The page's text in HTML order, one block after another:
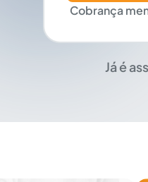
Cobrança
Já é